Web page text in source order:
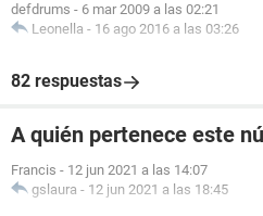
defdrums - 6 mar 2009 a las 02:21
Leonella - 16 ago 2016 a las 03:26
82 respuestas
A quién pertenece este
Francis - 12 jun 2021 a las 14:07
gslaura - 12 jun 2021 a las 18:45